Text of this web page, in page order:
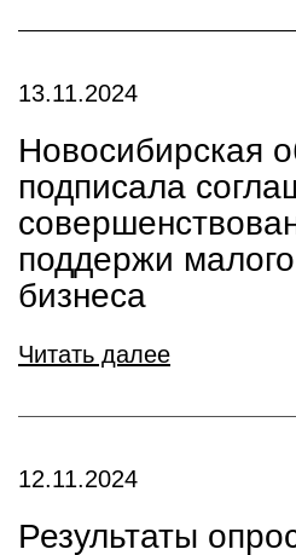
13.11.2024
Новосибирская
подписала
поддержи
бизнеса
Читать далее
12.11.2024
Результаты